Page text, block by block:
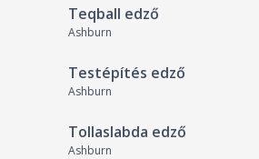
Teqball edző
Ashburn
Testépítés edző
Ashburn
Tollaslabda edző
Ashburn